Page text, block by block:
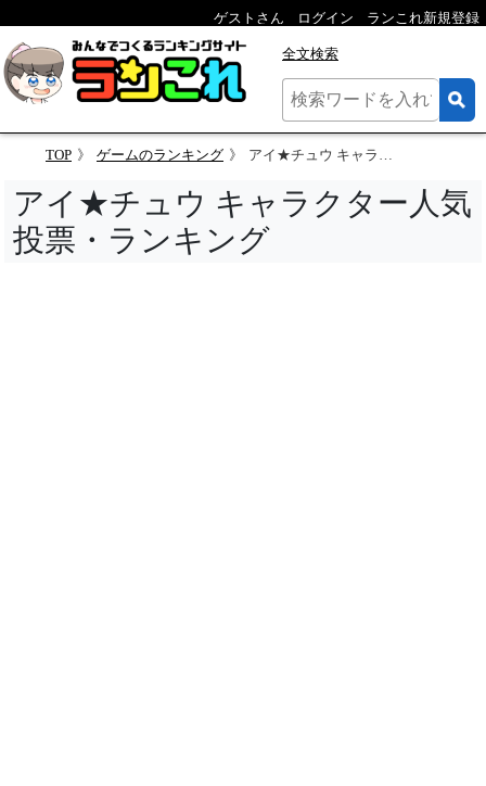
ゲストさん ログイン ランこれ新規登録
全文検索
TOP ゲームのランキング アイ★チュウ キャラクター人気投票
アイ★チュウ キャラクター人気
投票・ランキング